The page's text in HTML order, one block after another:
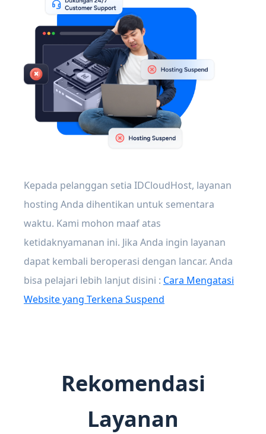
Kepada pelanggan setia IDCloudHost, layanan
hosting Anda dihentikan untuk sementara
waktu. Kami mohon maaf atas
ketidaknyamanan ini. Jika Anda ingin layanan
dapat kembali beroperasi dengan lancar. Anda
bisa pelajari lebih lanjut disini : Cara Mengatasi
Website yang Terkena Suspend
Rekomendasi
Layanan